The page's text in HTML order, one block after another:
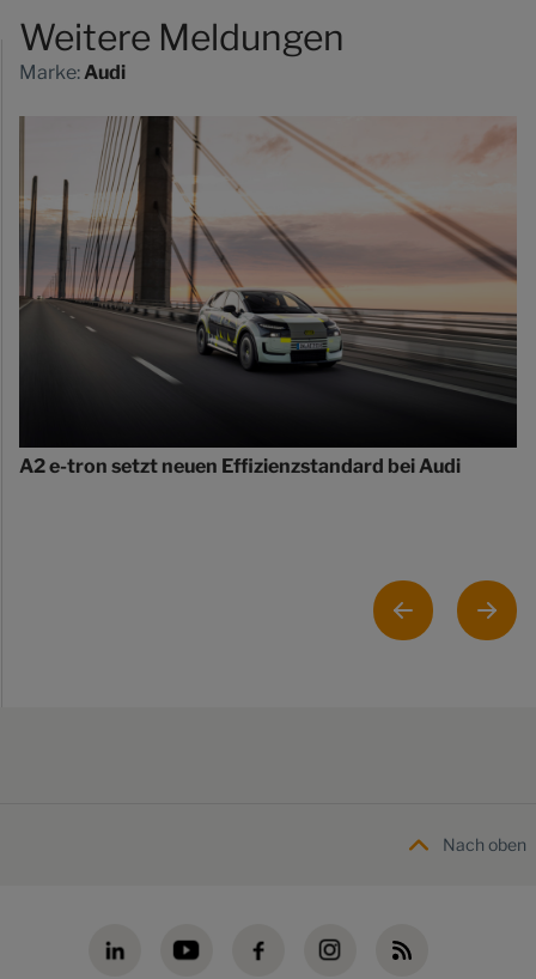
Weitere Meldungen
Marke:Audi
A2 e-tron setzt neuen Effizienzstandard bei Audi
Nach oben